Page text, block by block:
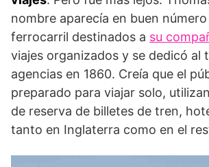
nombre aparecía en buen
ferrocarril destinados a su
viajes organizados y se dedicó al
agencias en 1860. Creía que el
preparado para viajar solo,
de reserva de billetes de tren,
tanto en Inglaterra como en el